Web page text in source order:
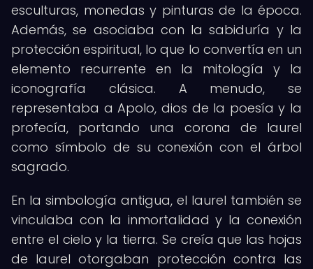
esculturas, monedas y pinturas de la época.
Además, se asociaba con la sabiduría y la
protección espiritual, lo que lo convertía en un
elemento recurrente en la mitología y la
iconografía clásica. A menudo, se
representaba a Apolo, dios de la poesía y la
profecía, portando una corona de laurel
como símbolo de su conexión con el árbol
sagrado.
En la simbología antigua, el laurel también se
vinculaba con la inmortalidad y la conexión
entre el cielo y la tierra. Se creía que las hojas
de laurel otorgaban protección contra las